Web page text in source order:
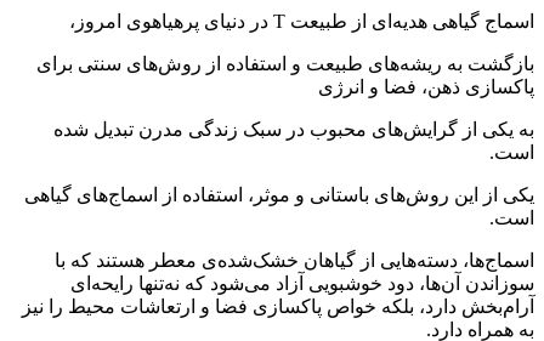
اسماج گیاهی هدیه‌ای از طبیعت T در دنیای پر‌هیاهوی امروز،
بازگشت به ریشه‌های طبیعت و استفاده از روش‌های سنتی برای
پاکسازی ذهن، فضا و انرژی
به یکی از گرایش‌های محبوب در سبک زندگی مدرن تبدیل شده
است.
یکی از این روش‌های باستانی و موثر، استفاده از اسماج‌های گیاهی
است.
اسماج‌ها، دسته‌هایی از گیاهان خشک‌شده‌ی معطر هستند که با
سوزاندن آن‌ها، دود خوشبویی آزاد می‌شود که نه‌تنها رایحه‌ای
آرام‌بخش دارد، بلکه خواص پاکسازی فضا و ارتعاشات محیط را نیز
به همراه دارد.